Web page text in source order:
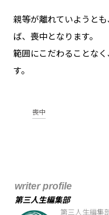
親等が離れていようと
ば、喪中となります。
範囲にこだわることな
す。
喪中
writer profile
第三人生編集部
第三人生編集